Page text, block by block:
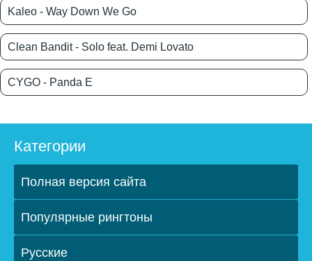
Kaleo - Way Down We Go
Clean Bandit - Solo feat. Demi Lovato
CYGO - Panda E
Категории
Полная версия сайта
Популярные рингтоны
Русские